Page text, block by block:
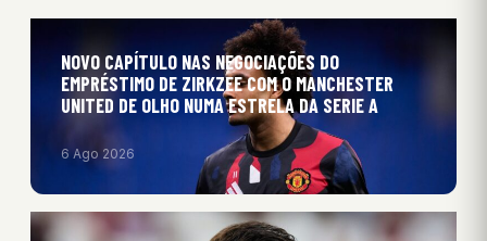
NOVO CAPÍTULO NAS NEGOCIAÇÕES DO
EMPRÉSTIMO DE ZIRKZEE COM O MANCHESTER
UNITED DE OLHO NUMA ESTRELA DA SERIE A
6 Ago 2026